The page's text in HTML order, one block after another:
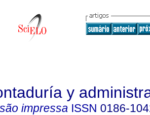
y
impressa ISSN 0186-